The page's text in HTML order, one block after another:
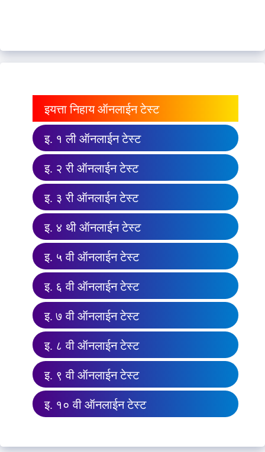
इयत्ता निहाय ऑनलाईन टेस्ट
इ. १ ली ऑनलाईन टेस्ट
इ. २ री ऑनलाईन टेस्ट
इ. ३ री ऑनलाईन टेस्ट
इ. ४ थी ऑनलाईन टेस्ट
इ. ५ वी ऑनलाईन टेस्ट
इ. ६ वी ऑनलाईन टेस्ट
इ. ७ वी ऑनलाईन टेस्ट
इ. ८ वी ऑनलाईन टेस्ट
इ. ९ वी ऑनलाईन टेस्ट
इ. १० वी ऑनलाईन टेस्ट